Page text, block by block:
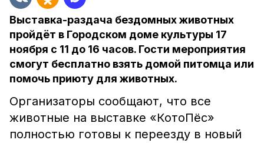
Выставка-раздача бездомных животных
пройдёт в Городском доме культуры 17
ноября с 11 до 16 часов. Гости мероприятия
смогут бесплатно взять домой питомца или
помочь приюту для животных.
Организаторы сообщают, что все
животные на выставке «КотоПёс»
полностью готовы к переезду в новый